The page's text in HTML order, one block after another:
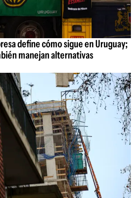
define cómo sigue en Uruguay;
manejan alternativas